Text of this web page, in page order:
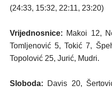
(24:33, 15:32, 22:11, 23:20)
Vrijednosnice: Makoi 12,
Tomljenović 5, Tokić 7,
Topolović 25, Jurić, Mudri.
Sloboda: Davis 20,